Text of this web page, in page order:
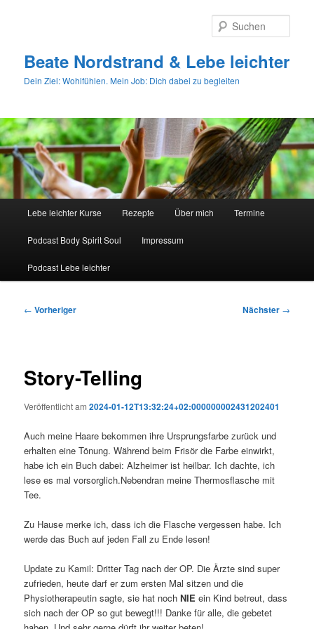
Beate Nordstrand & Lebe leichter
Dein Ziel: Wohlfühlen. Mein Job: Dich dabei zu begleiten
Lebe leichter Kurse Rezepte Über mich Termine
Podcast Body Spirit Soul Impressum
Podcast Lebe leichter
Beitragsnavigation
← Vorheriger Nächster →
Story-Telling
Veröffentlicht am2024-01-12T13:32:24+02:000000002431202401
Auch meine Haare bekommen ihre Ursprungsfarbe zurück und
erhalten eine Tönung. Während beim Frisör die Farbe einwirkt,
habe ich ein Buch dabei: Alzheimer ist heilbar. Ich dachte, ich
lese es mal vorsorglich.Nebendran meine Thermosflasche mit
Tee.
Zu Hause merke ich, dass ich die Flasche vergessen habe. Ich
werde das Buch auf jeden Fall zu Ende lesen!
Update zu Kamil: Dritter Tag nach der OP. Die Ärzte sind super
zufrieden, heute darf er zum ersten Mal sitzen und die
Physiotherapeutin sagte, sie hat nochNIE ein Kind betreut, dass
sich nach der OP so gut bewegt!!! Danke für alle, die gebetet